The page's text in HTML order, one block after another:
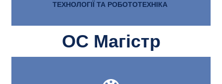
ТЕХНОЛОГІЇ ТА РОБОТОТЕХНІКА
ОС Магістр